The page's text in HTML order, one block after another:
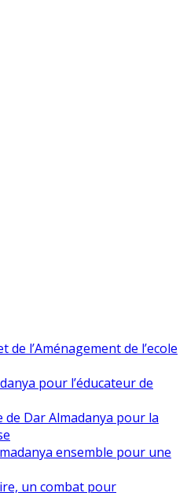
l’Aménagement de l’ecole
pour l’éducateur de
Dar Almadanya pour la
ensemble pour une
un combat pour